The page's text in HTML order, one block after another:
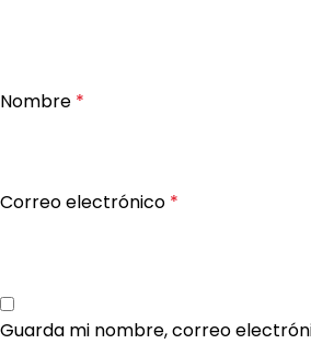
Nombre *
Correo electrónico *
Guarda mi nombre, correo